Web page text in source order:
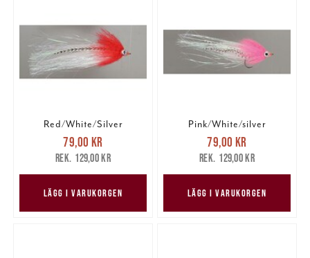
Red/White/Silver
Nuvarande pris
79,00 krTidigare pris
129,00 kr
79,00 kr
129,00 kr
LÄGG I VARUKORGEN
Pink/White/silver
Nuvarande pris
79,00 krTidigare pris
129,00 kr
79,00 kr
129,00 kr
LÄGG I VARUKORGEN